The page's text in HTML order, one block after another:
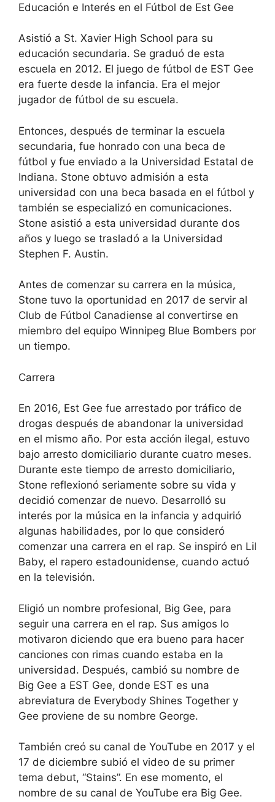
Educación e Interés en el Fútbol de Est Gee
Asistió a St. Xavier High School para su
educación secundaria. Se graduó de esta
escuela en 2012. El juego de fútbol de EST Gee
era fuerte desde la infancia. Era el mejor
jugador de fútbol de su escuela.
Entonces, después de terminar la escuela
secundaria, fue honrado con una beca de
fútbol y fue enviado a la Universidad Estatal de
Indiana. Stone obtuvo admisión a esta
universidad con una beca basada en el fútbol y
también se especializó en comunicaciones.
Stone asistió a esta universidad durante dos
años y luego se trasladó a la Universidad
Stephen F. Austin.
Antes de comenzar su carrera en la música,
Stone tuvo la oportunidad en 2017 de servir al
Club de Fútbol Canadiense al convertirse en
miembro del equipo Winnipeg Blue Bombers por
un tiempo.
Carrera
En 2016, Est Gee fue arrestado por tráfico de
drogas después de abandonar la universidad
en el mismo año. Por esta acción ilegal, estuvo
bajo arresto domiciliario durante cuatro meses.
Durante este tiempo de arresto domiciliario,
Stone reflexionó seriamente sobre su vida y
decidió comenzar de nuevo. Desarrolló su
interés por la música en la infancia y adquirió
algunas habilidades, por lo que consideró
comenzar una carrera en el rap. Se inspiró en Lil
Baby, el rapero estadounidense, cuando actuó
en la televisión.
Eligió un nombre profesional, Big Gee, para
seguir una carrera en el rap. Sus amigos lo
motivaron diciendo que era bueno para hacer
canciones con rimas cuando estaba en la
universidad. Después, cambió su nombre de
Big Gee a EST Gee, donde EST es una
abreviatura de Everybody Shines Together y
Gee proviene de su nombre George.
También creó su canal de YouTube en 2017 y el
17 de diciembre subió el video de su primer
tema debut, “Stains”. En ese momento, el
nombre de su canal de YouTube era Big Gee.